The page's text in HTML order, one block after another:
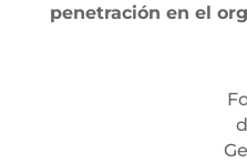
penetración en el